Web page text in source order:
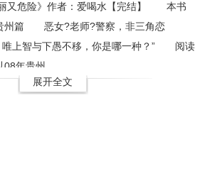
危险》作者：爱喝水【完结】 本书
贵州篇 恶女?老师?警察，非三角恋
唯上智与下愚不移，你是哪一种？” 阅读
年贵州..
展开全文